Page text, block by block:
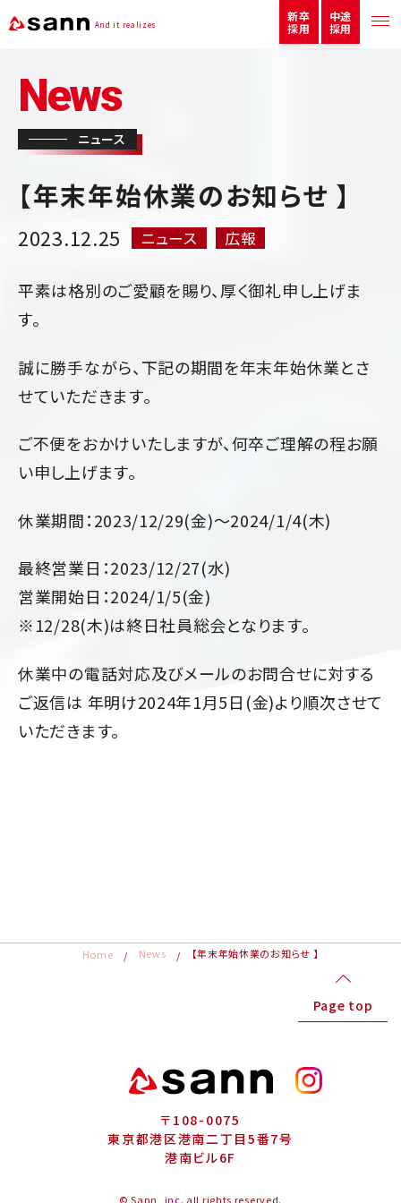
And it realizes
新卒
採用
中途
採用
News
ニュース
【年末年始休業のお知らせ 】
2023.12.25 ニュース 広報
平素は格別のご愛顧を賜り、厚く御礼申し上げま
す。
誠に勝手ながら、下記の期間を年末年始休業とさ
せていただきます。
ご不便をおかけいたしますが、何卒ご理解の程お願
い申し上げます。
休業期間：2023/12/29(金)～2024/1/4(木)
最終営業日：2023/12/27(水)
営業開始日：2024/1/5(金)
※12/28(木)は終日社員総会となります。
休業中の電話対応及びメールのお問合せに対する
ご返信は 年明け2024年1月5日(金)より順次させて
いただきます。
Home News 【年末年始休業のお知らせ 】
Page top
〒108-0075
東京都港区港南二丁目5番7号
港南ビル6F
© Sann, inc. all rights reserved.